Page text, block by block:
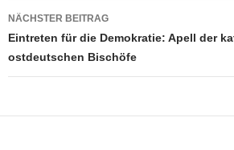
NÄCHSTER BEITRAG
Eintreten für die Demokratie: Apell der
ostdeutschen Bischöfe